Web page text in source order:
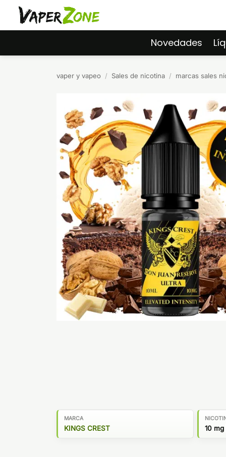
Saltar
contenido
Novedades
vaper y vapeo / Sales de nicotina / marcas sales
MARCA
KINGS CREST 10